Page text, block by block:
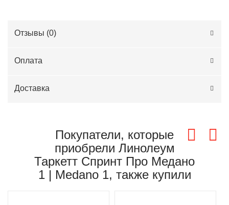
Отзывы (0)
Оплата
Доставка
Покупатели, которые
приобрели Линолеум
Таркетт Спринт Про Медано
1 | Medano 1, также купили